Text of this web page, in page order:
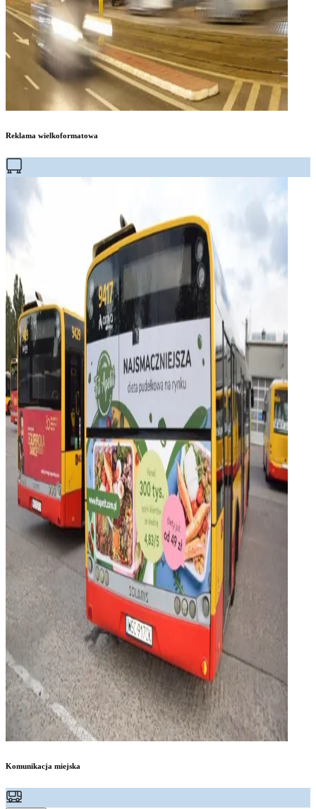
Reklama wielkoformatowa
Komunikacja miejska